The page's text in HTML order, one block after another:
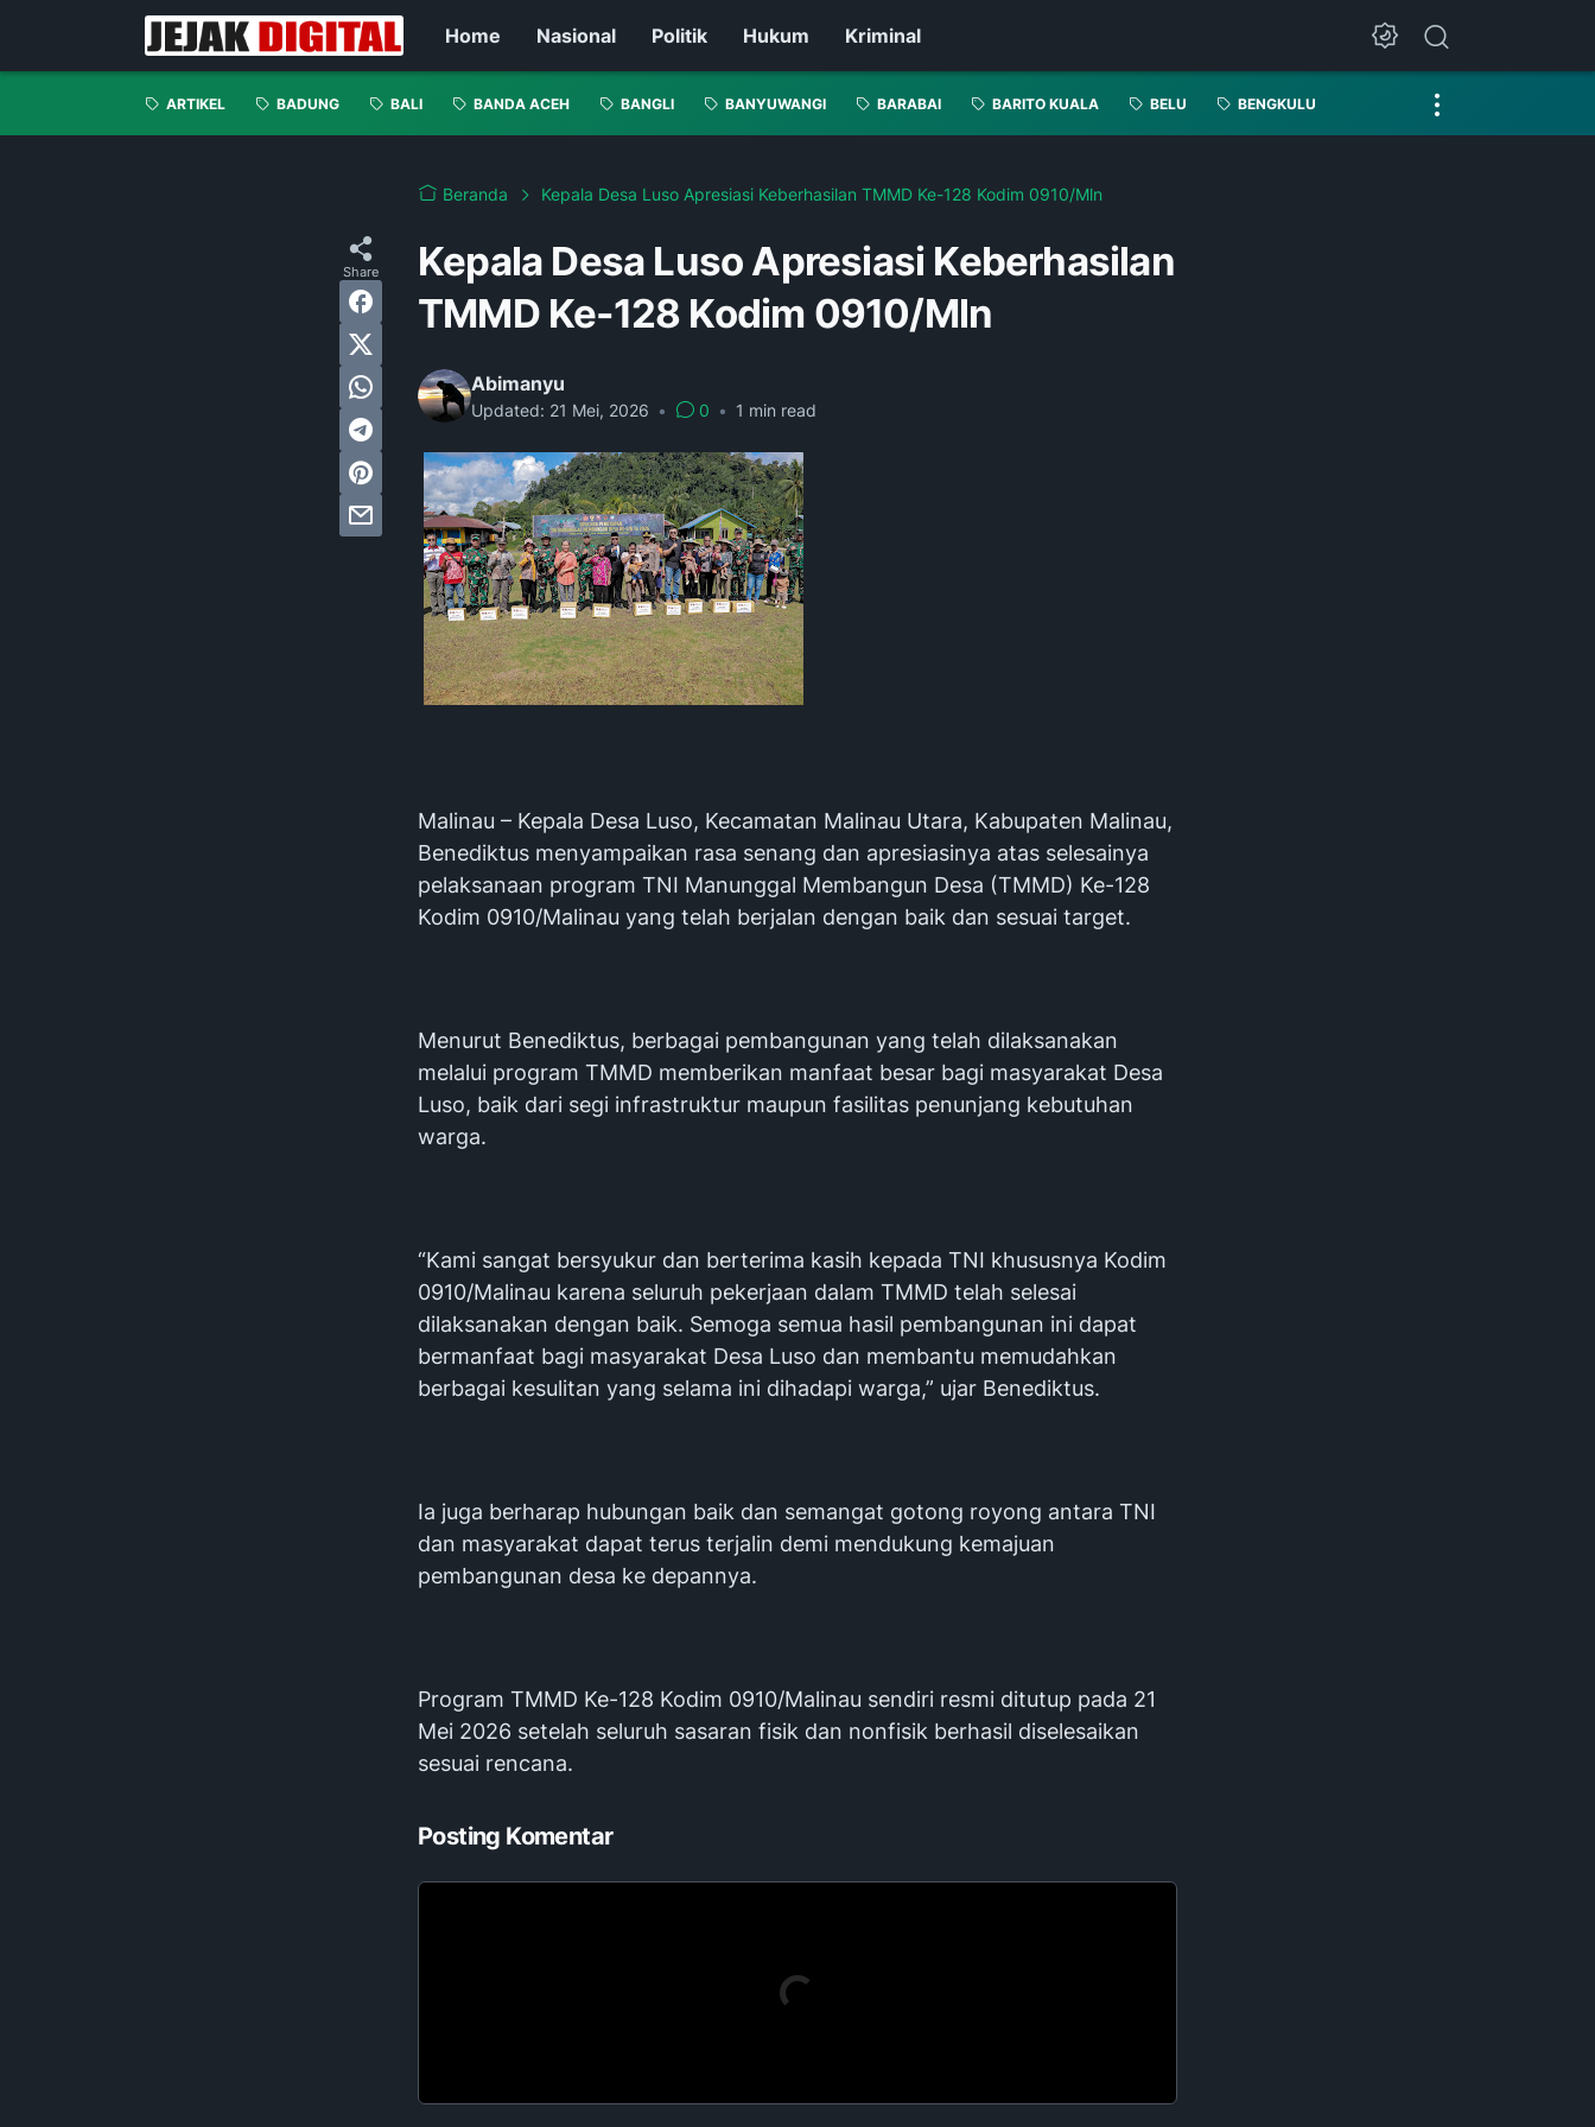
Home Nasional Politik Hukum Kriminal
ARTIKEL BADUNG BALI BANDA ACEH BANGLI BANYUWANGI BARABAI BARITO KUALA BELU BENGKULU
Beranda Kepala Desa Luso Apresiasi Keberhasilan TMMD Ke-128 Kodim 0910/Mln
Kepala Desa Luso Apresiasi Keberhasilan
TMMD Ke-128 Kodim 0910/Mln
Abimanyu
Updated: 21 Mei, 2026 • 0 • 1 min read
Malinau – Kepala Desa Luso, Kecamatan Malinau Utara, Kabupaten Malinau,
Benediktus menyampaikan rasa senang dan apresiasinya atas selesainya
pelaksanaan program TNI Manunggal Membangun Desa (TMMD) Ke-128
Kodim 0910/Malinau yang telah berjalan dengan baik dan sesuai target.
Menurut Benediktus, berbagai pembangunan yang telah dilaksanakan
melalui program TMMD memberikan manfaat besar bagi masyarakat Desa
Luso, baik dari segi infrastruktur maupun fasilitas penunjang kebutuhan
warga.
“Kami sangat bersyukur dan berterima kasih kepada TNI khususnya Kodim
0910/Malinau karena seluruh pekerjaan dalam TMMD telah selesai
dilaksanakan dengan baik. Semoga semua hasil pembangunan ini dapat
bermanfaat bagi masyarakat Desa Luso dan membantu memudahkan
berbagai kesulitan yang selama ini dihadapi warga,” ujar Benediktus.
Ia juga berharap hubungan baik dan semangat gotong royong antara TNI
dan masyarakat dapat terus terjalin demi mendukung kemajuan
pembangunan desa ke depannya.
Program TMMD Ke-128 Kodim 0910/Malinau sendiri resmi ditutup pada 21
Mei 2026 setelah seluruh sasaran fisik dan nonfisik berhasil diselesaikan
sesuai rencana.
Posting Komentar